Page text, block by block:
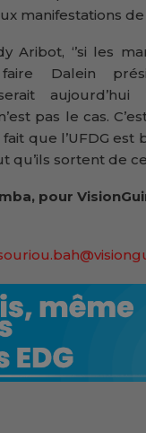
manifestations de
Aribot, ‘’si les
Dalein
aujourd’hui
pas le cas.
que l’UFDG est
qu’ils sortent de
pour